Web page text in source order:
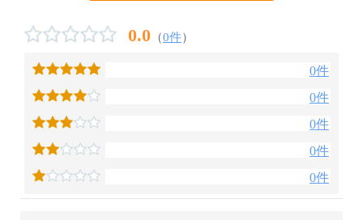
0.0 （0件）
0件
0件
0件
0件
0件